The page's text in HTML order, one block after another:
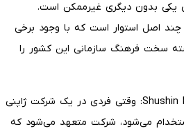
یکی بدون دیگری غیرممکن است.
اصل استوار است که با وجود برخی
سخت فرهنگ سازمانی این کشور را
۱. استخدام مادام‌العمر Shushin KoyoL: وقتی فردی در یک شرکت ژاپنی
می‌شود، شرکت متعهد می‌شود که